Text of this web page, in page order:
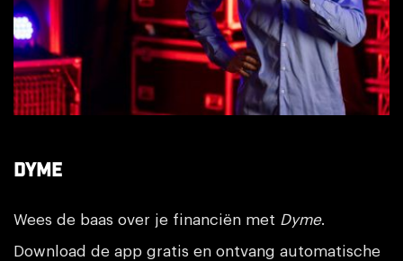
Dyme
Wees de baas over je financiën met Dyme.
Download de app gratis en ontvang automatische